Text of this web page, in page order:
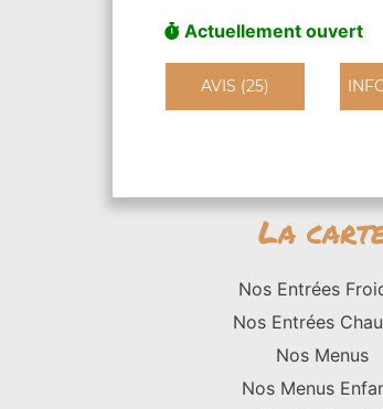
Actuellement ouvert
AVIS (25)
La
Nos Entrées
Nos Entrées
Nos Menus
Nos Menus